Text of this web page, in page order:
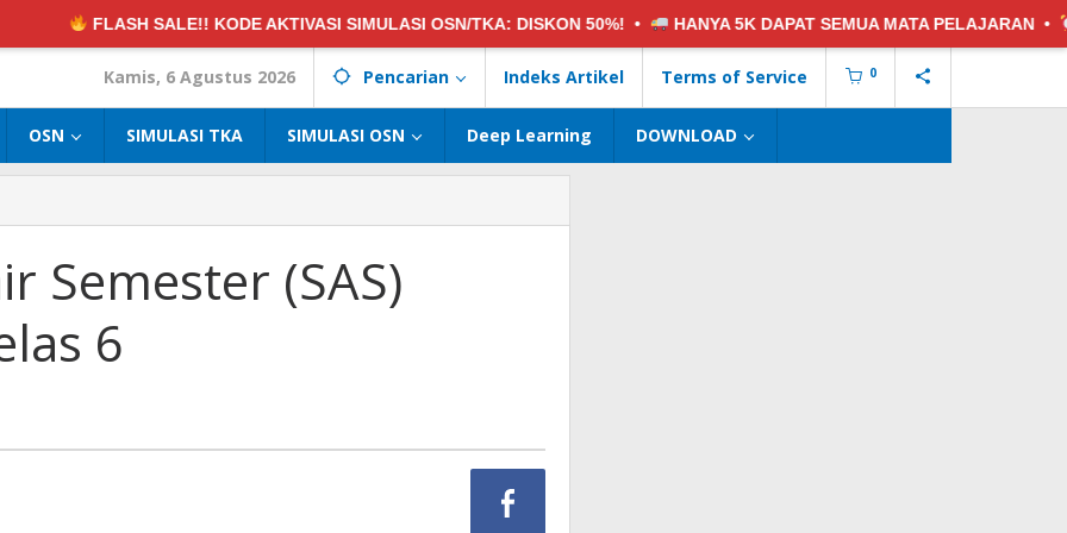
SALE!! KODE AKTIVASI SIMULASI OSN/TKA:DISKON 50%! • HANYA 5KDAPAT SEMUA MATA PELAJARAN • 5 PAKET
Kamis, 6 Agustus 2026 Pencarian Indeks Artikel Terms of Service 0
OSN SIMULASI TKA SIMULASI OSN Deep Learning DOWNLOAD
Semester (SAS)
6